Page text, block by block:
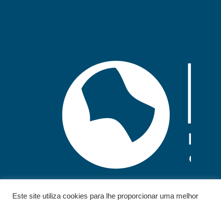
Este site utiliza cookies para lhe proporcionar uma melhor